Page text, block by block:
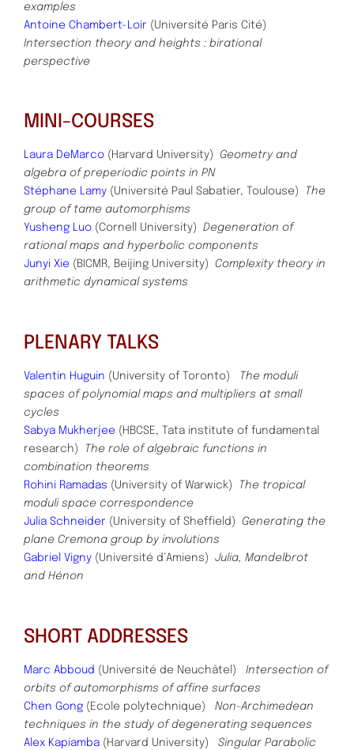
examples
Antoine Chambert-Loir (Université Paris Cité)
Intersection theory and heights : birational
perspective
MINI-COURSES
Laura DeMarco (Harvard University) Geometry and
algebra of preperiodic points in PN
Stéphane Lamy (Université Paul Sabatier, Toulouse)
The
group of tame automorphisms
Yusheng Luo (Cornell University) Degeneration of
rational maps and hyperbolic components
Junyi Xie (BICMR, Beijing University) Complexity theory in
arithmetic dynamical systems
PLENARY TALKS
Valentin Huguin (University of Toronto)
The moduli
spaces of polynomial maps and multipliers at small
cycles
Sabya Mukherjee (HBCSE, Tata institute of fundamental
research)
The role of algebraic functions in
combination theorems
Rohini Ramadas (University of Warwick)
The tropical
moduli space correspondence
Julia Schneider (University of Sheffield) Generating the
plane Cremona group by involutions
Gabriel Vigny (Université d’Amiens)
Julia, Mandelbrot
and Hénon
SHORT ADDRESSES
Marc Abboud (Université de Neuchâtel)
Intersection of
orbits of automorphisms of affine surfaces
Chen Gong (Ecole polytechnique) Non-Archimedean
techniques in the study of degenerating sequences
Alex Kapiamba (Harvard University) Singular Parabolic